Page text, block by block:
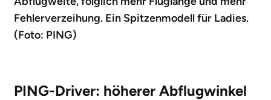
Fehlerverzeihung. Ein Spitzenmodell für Ladies.
(Foto: PING)
PING-Driver: höherer Abflugwinkel